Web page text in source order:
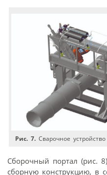
Рис. 7. Сварочное
Сборочный портал (рис.
сборную конструкцию, в